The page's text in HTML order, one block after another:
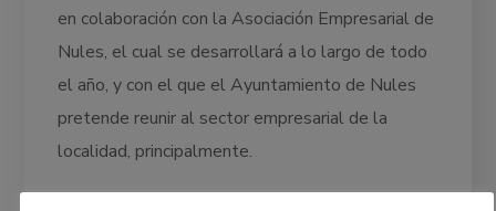
en colaboración con la Asociación Empresarial de
Nules, el cual se desarrollará a lo largo de todo
el año, y con el que el Ayuntamiento de Nules
pretende reunir al sector empresarial de la
localidad, principalmente.